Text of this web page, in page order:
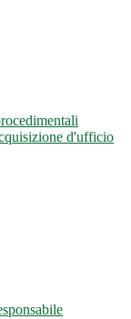
d'ufficio